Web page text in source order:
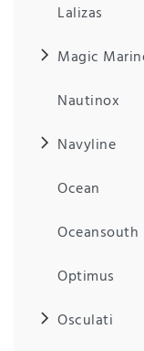
Lalizas
Magic
Nautinox
Navyline
Ocean
Oceansouth
Optimus
Osculati